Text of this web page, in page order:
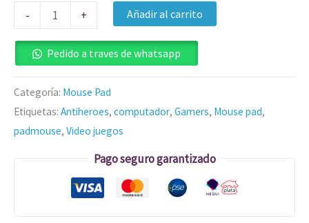
- + Añadir al carrito
Pedido a traves de whatsapp
Categoría: Mouse Pad
Etiquetas: Antiheroes, computador, Gamers, Mouse pad,
padmouse, Video juegos
Pago seguro garantizado